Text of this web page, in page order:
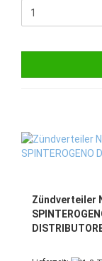
Zündverteiler